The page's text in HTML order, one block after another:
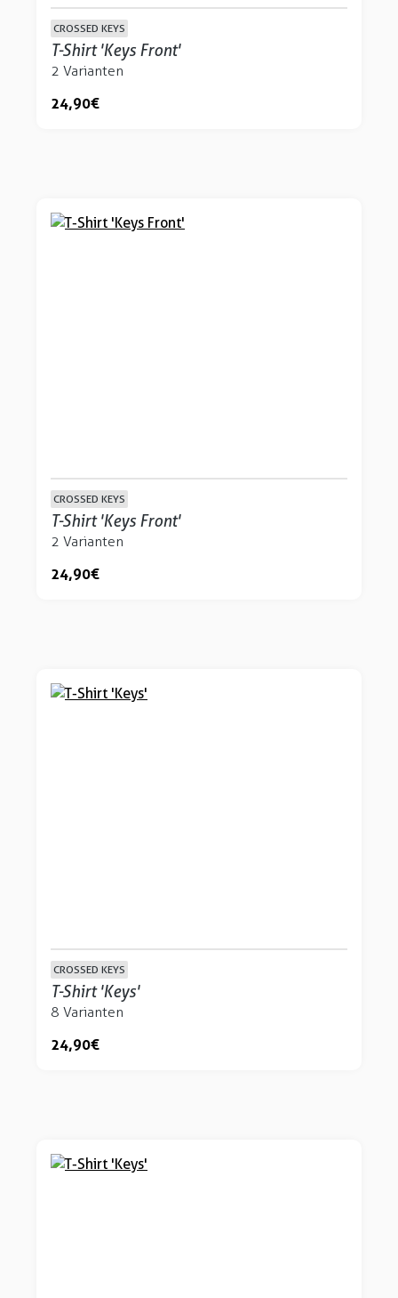
CROSSED KEYS
T-Shirt 'Keys Front'
2 Varianten
24,90 €
CROSSED KEYS
T-Shirt 'Keys Front'
2 Varianten
24,90 €
CROSSED KEYS
T-Shirt 'Keys'
8 Varianten
24,90 €